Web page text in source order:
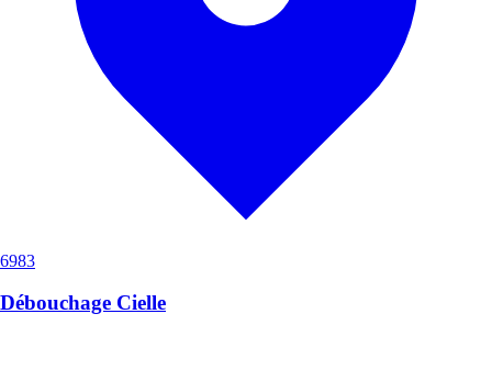
6983
Débouchage Cielle